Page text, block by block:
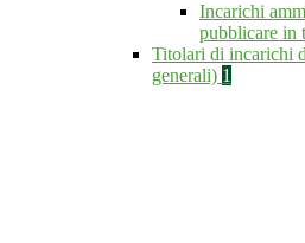
Incarichi
pubblicare in
Titolari di incarichi
generali) 1